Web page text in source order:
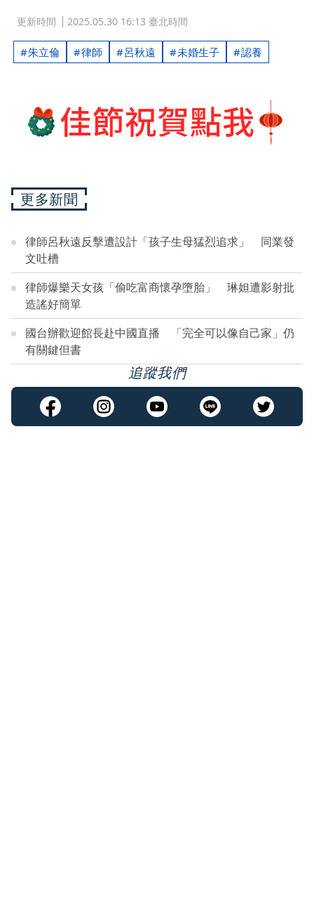
更新時間 2025.05.30 16:13 臺北時間
朱立倫 律師 呂秋遠 未婚生子 認養
更多新聞
律師呂秋遠反擊遭設計「孩子生母猛烈追求」 同業發
文吐槽
律師爆樂天女孩「偷吃富商懷孕墮胎」 琳妲遭影射批
造謠好簡單
國台辦歡迎館長赴中國直播 「完全可以像自己家」仍
有關鍵但書
追蹤我們